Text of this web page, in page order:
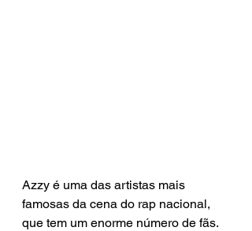
Azzy é uma das artistas mais
famosas da cena do rap nacional,
que tem um enorme número de fãs.